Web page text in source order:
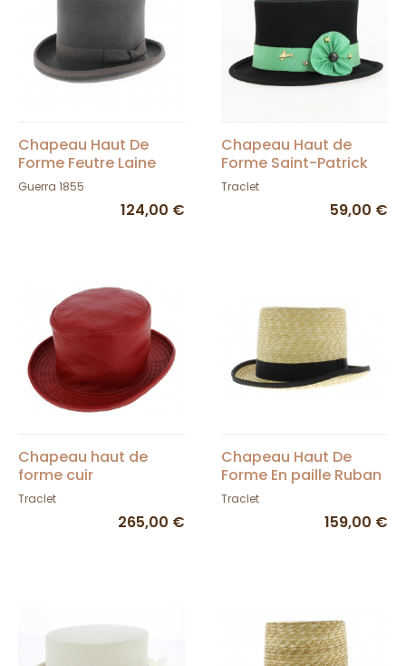
Chapeau Haut De
Forme Feutre Laine
Gris - Guerra
Guerra 1855
124,00 €
Chapeau Haut de
Forme Saint-Patrick
Feutre laine - Traclet
Traclet
59,00 €
Chapeau haut de
forme cuir
Traclet
265,00 €
Chapeau Haut De
Forme En paille Ruban
Noir
Traclet
159,00 €